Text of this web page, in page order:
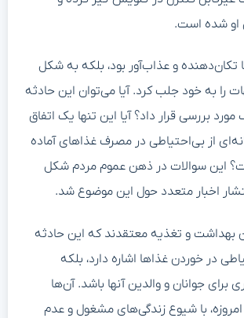
شده است.
تکان‌دهنده و عذاب‌آور بود، بلکه به شکل
را به خود جلب کرد. آیا می‌توان این حادثه
مورد بررسی قرار داد؟ آیا این تنها یک اتفاق
از بی‌احتیاطی در مصرف غذاهای آماده
این سوالات در ذهن عموم مردم شکل
اخبار متعدد حول این موضوع شد.
بهداشت و تغذیه معتقدند که این حادثه
در خوردن غذاها اشاره دارد، بلکه
برای جوانان و والدین آنها باشد. آن‌ها
با شیوع زندگی‌های مشغول و عدم